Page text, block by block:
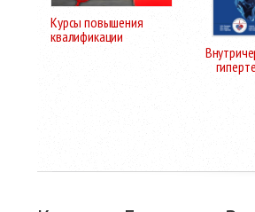
Курсы повышения
квалификации